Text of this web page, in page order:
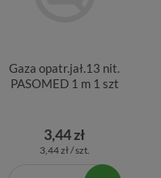
Gaza opatr.jał.13 nit.
PASOMED 1 m 1 szt
3,44 zł
3,44 zł / szt.